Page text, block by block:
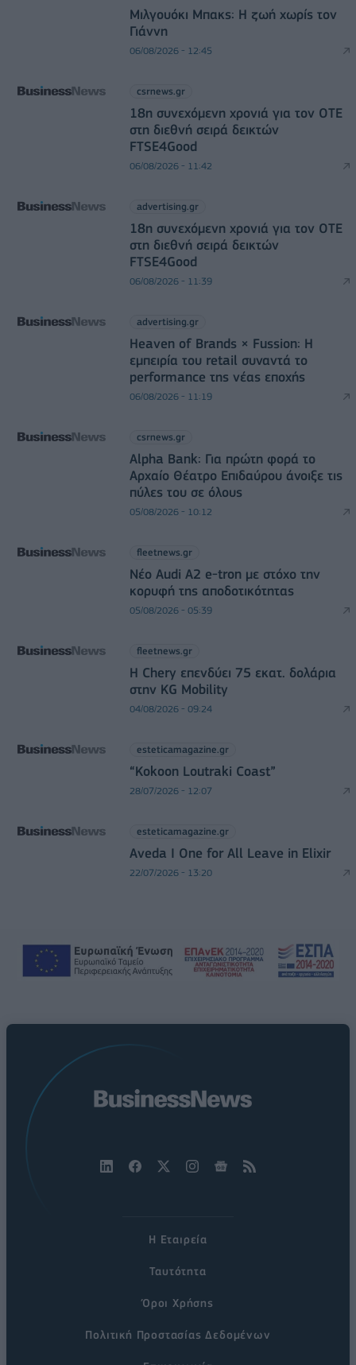
Μιλγουόκι Μπακς: Η ζωή χωρίς τον
Γιάννη
06/08/2026 - 12:45
csrnews.gr
18η συνεχόμενη χρονιά για τον ΟΤΕ
στη διεθνή σειρά δεικτών
FTSE4Good
06/08/2026 - 11:42
advertising.gr
18η συνεχόμενη χρονιά για τον ΟΤΕ
στη διεθνή σειρά δεικτών
FTSE4Good
06/08/2026 - 11:39
advertising.gr
Heaven of Brands × Fussion: Η
εμπειρία του retail συναντά το
performance της νέας εποχής
06/08/2026 - 11:19
csrnews.gr
Alpha Bank: Για πρώτη φορά το
Αρχαίο Θέατρο Επιδαύρου άνοιξε τις
πύλες του σε όλους
05/08/2026 - 10:12
fleetnews.gr
Νέο Audi A2 e-tron με στόχο την
κορυφή της αποδοτικότητας
05/08/2026 - 05:39
fleetnews.gr
Η Chery επενδύει 75 εκατ. δολάρια
στην KG Mobility
04/08/2026 - 09:24
esteticamagazine.gr
“Kokoon Loutraki Coast”
28/07/2026 - 12:07
esteticamagazine.gr
Aveda I One for All Leave in Elixir
22/07/2026 - 13:20
Η Εταιρεία
Ταυτότητα
Όροι Χρήσης
Πολιτική Προστασίας Δεδομένων